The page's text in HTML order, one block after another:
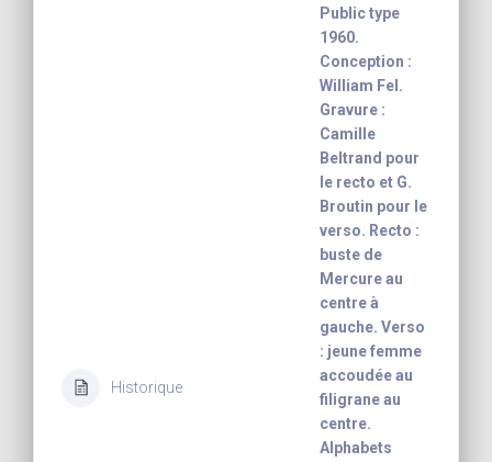
Historique
Public type
1960.
Conception :
William Fel.
Gravure :
Camille
Beltrand pour
le recto et G.
Broutin pour le
verso. Recto :
buste de
Mercure au
centre à
gauche. Verso
: jeune femme
accoudée au
filigrane au
centre.
Alphabets